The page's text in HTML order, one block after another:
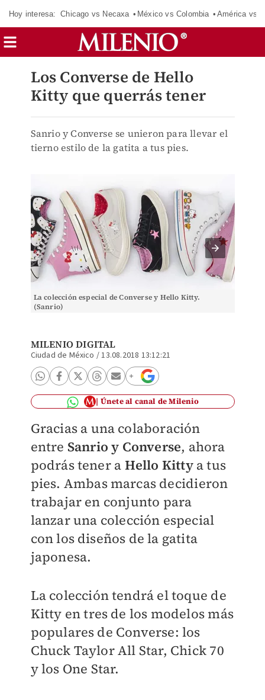
Hoy interesa: Chicago vs Necaxa México vs Colombia América vs
Los Converse de Hello
Kitty que querrás tener
Sanrio y Converse se unieron para llevar el
tierno estilo de la gatita a tus pies.
La colección especial de Converse y Hello Kitty.
(Sanrio)
MILENIO DIGITAL
Ciudad de México /13.08.2018 13:12:21
Únete al canal de Milenio
Gracias a una colaboración
entre Sanrio y Converse, ahora
podrás tener a Hello Kittya tus
pies. Ambas marcas decidieron
trabajar en conjunto para
lanzar una colección especial
con los diseños de la gatita
japonesa.
La colección tendrá el toque de
Kitty en tres de los modelos más
populares de Converse: los
Chuck Taylor All Star, Chick 70
y los One Star.